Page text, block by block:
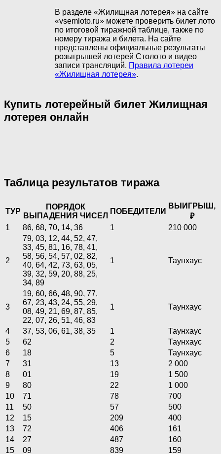
В разделе «Жилищная лотерея» на сайте
«vsemloto.ru» можете проверить билет лото
по итоговой тиражной таблице, также по
номеру тиража и билета. На сайте
представлены официальные результаты
розыгрышей лотерей Столото и видео
записи трансляций. Правила лотереи
«Жилищная лотерея».
Купить лотерейный билет Жилищная
лотерея онлайн
Таблица результатов тиража
ТУР
ПОРЯДОК
ВЫПАДЕНИЯ ЧИСЕЛ
ПОБЕДИТЕЛИ
ВЫИГРЫШ,
₽
1
86, 68, 70, 14, 36 1 210 000
2
79, 03, 12, 44, 52, 47,
33, 45, 81, 16, 78, 41,
58, 56, 54, 57, 02, 82,
40, 64, 42, 73, 63, 05,
39, 32, 59, 20, 88, 25,
34, 89
1 Таунхаус
3
19, 60, 66, 48, 90, 77,
67, 23, 43, 24, 55, 29,
08, 49, 21, 69, 87, 85,
22, 07, 26, 51, 46, 83
1 Таунхаус
4 37, 53, 06, 61, 38, 35 1
Таунхаус
5
62 2
Таунхаус
6
18 5
Таунхаус
7
31 13
2 000
8
01 19
1 500
9
80 22
1 000
10
71 78
700
11
50 57
500
12
15 209
400
13
72 406
161
14
27 487
160
15
09 839 159